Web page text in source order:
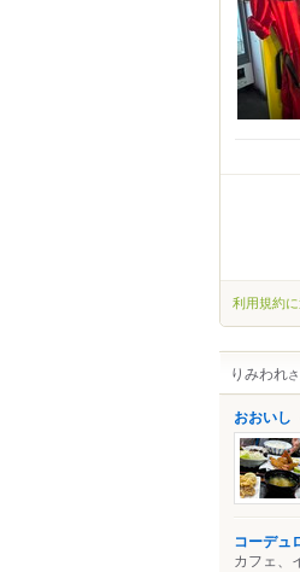
利用規約
りみわれ
おおいし
コーデュ
カフェ、